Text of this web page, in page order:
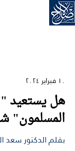
١٠ فبراير ٢٠٢٤
هل يستعيد
المسلمون"
بقلم الدكتور سعد